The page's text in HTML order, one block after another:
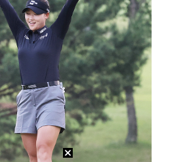
은수, 제주 삼다수 마스터즈 우승